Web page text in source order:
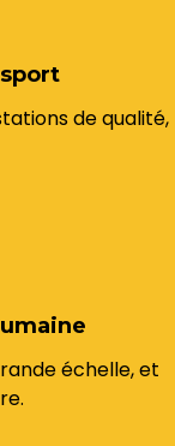
de qualité,
échelle, et